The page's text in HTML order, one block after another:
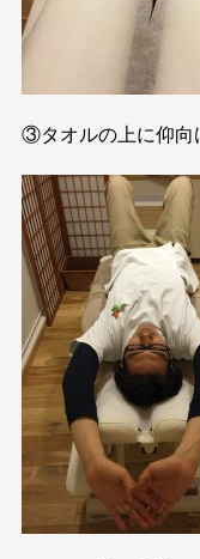
③タオルの上に仰向